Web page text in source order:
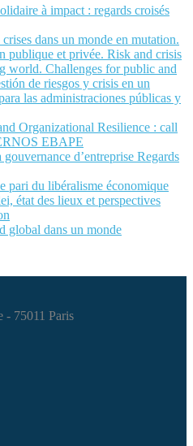
à impact : regards croisés
dans un monde en mutation.
publique et privée. Risk and crisis
world. Challenges for public and
de riesgos y crisis en un
las administraciones públicas y
Organizational Resilience : call
EBAPE
d’entreprise Regards
pari du libéralisme économique
état des lieux et perspectives
global dans un monde
- 75011 Paris